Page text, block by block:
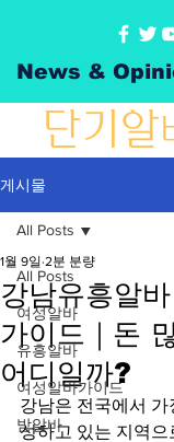
News &
단기 알
게시물
All Posts
여성알바
유흥알바
여성알바가이드
밤알바
All Posts
강남유흥알
가이드｜돈
어디일까?
1월 9일 2분 분량
강남은 전국에서 가
성하고 있는 지역으